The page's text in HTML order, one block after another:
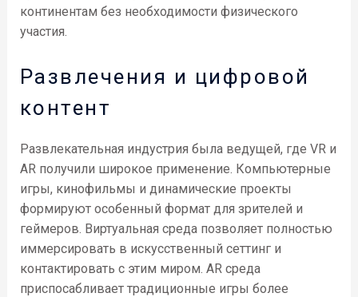
континентам без необходимости физического
участия.
Развлечения и цифровой
контент
Развлекательная индустрия была ведущей, где VR и
AR получили широкое применение. Компьютерные
игры, кинофильмы и динамические проекты
формируют особенный формат для зрителей и
геймеров. Виртуальная среда позволяет полностью
иммерсировать в искусственный сеттинг и
контактировать с этим миром. AR среда
приспосабливает традиционные игры более